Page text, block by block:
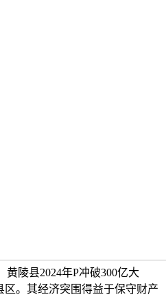
陵县2024年P冲破300亿大
区。其经济突围得益于保守财产